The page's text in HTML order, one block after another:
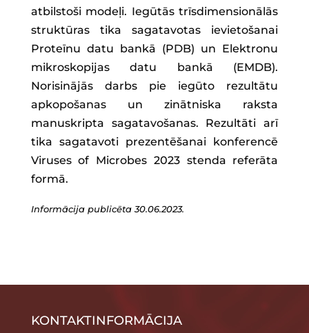
atbilstoši modeļi. Iegūtās trīsdimensionālās
struktūras tika sagatavotas ievietošanai
Proteīnu datu bankā (PDB) un Elektronu
mikroskopijas datu bankā (EMDB).
Norisinājās darbs pie iegūto rezultātu
apkopošanas un zinātniska raksta
manuskripta sagatavošanas. Rezultāti arī
tika sagatavoti prezentēšanai konferencē
Viruses of Microbes 2023 stenda referāta
formā.
Informācija publicēta 30.06.2023.
KONTAKTINFORMĀCIJA